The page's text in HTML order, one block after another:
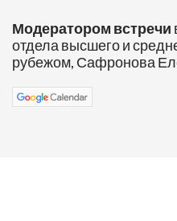
Модератором встречи
отдела высшего и
рубежом, Сафронова